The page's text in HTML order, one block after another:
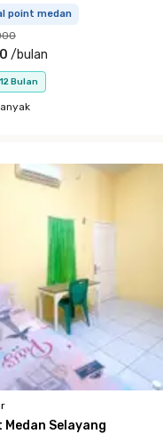
point medan
/bulan
Bulan
Medan Selayang